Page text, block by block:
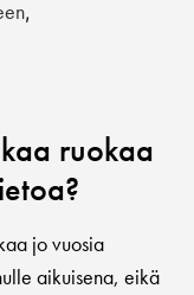
,
ruokaa
jo vuosia
aikuisena, eikä